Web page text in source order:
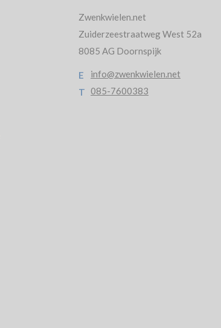
Zwenkwielen.net
Zuiderzeestraatweg West 52a
8085 AG Doornspijk
E
info@zwenkwielen.net
T
085-7600383